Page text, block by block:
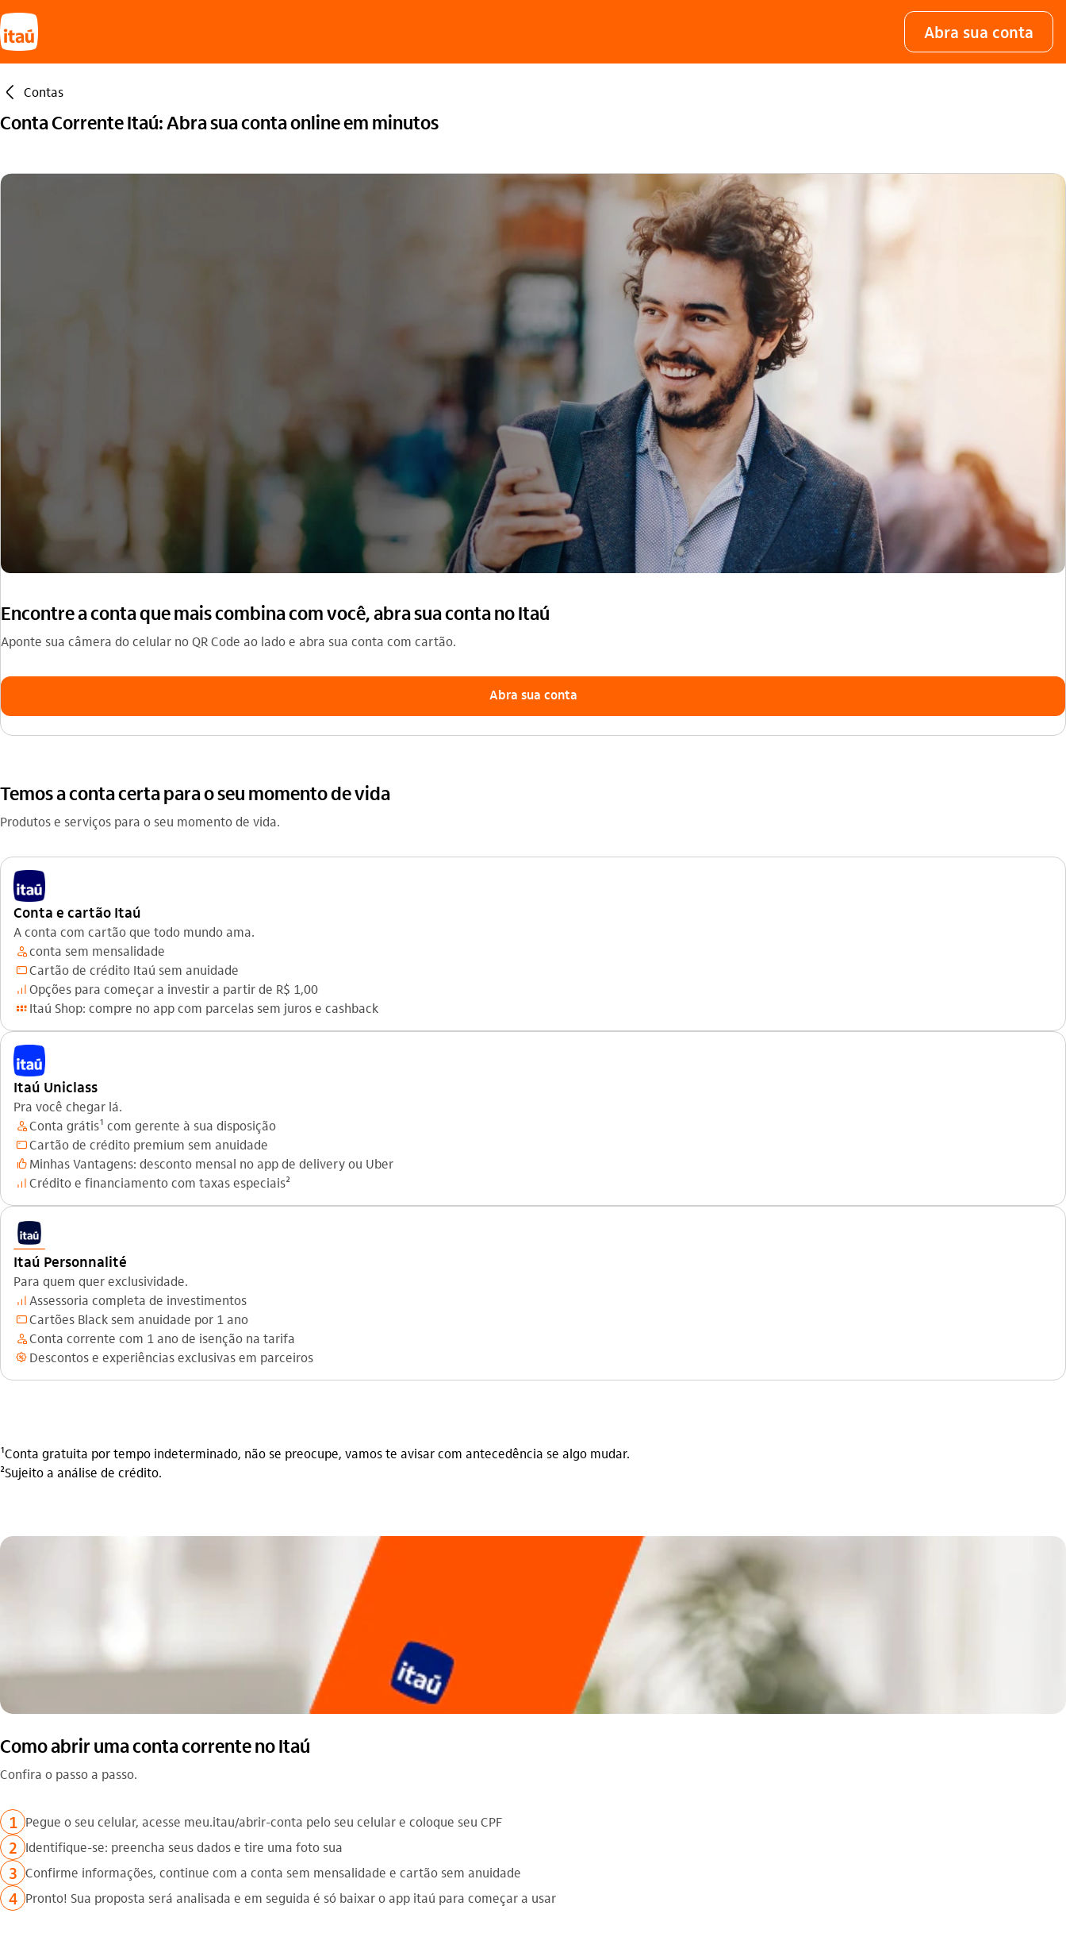
Abra sua conta
seta_esquerda Contas
Conta Corrente Itaú: Abra sua conta online em minutos
Encontre a conta que mais combina com você, abra sua conta no Itaú​
Aponte sua câmera do celular no QR Code ao lado e abra sua conta com cartão.
Abra sua conta
Temos a conta certa para o seu momento de vida
Produtos e serviços para o seu momento de vida.
Conta e cartão Itaú
A conta com cartão que todo mundo ama.
gerente_outlineconta sem mensalidade
cartao_outlineCartão de crédito Itaú sem anuidade
investimento_outline Opções para começar a investir a partir de R$ 1,00
programa_de_pontos Itaú Shop: compre no app com parcelas sem juros e cashback
Itaú Uniclass
Pra você chegar lá.
gerente_outlineConta grátis¹ com gerente à sua disposição
cartao_outlineCartão de crédito premium sem anuidade
curtir_outline Minhas Vantagens: desconto mensal no app de delivery ou Uber
investimento_outline Crédito e financiamento com taxas especiais²
Itaú Personnalité
Para quem quer exclusividade.
investimento_outline Assessoria completa de investimentos
cartao_outlineCartões Black sem anuidade por 1 ano
gerente_outlineConta corrente com 1 ano de isenção na tarifa
beneficios_outline Descontos e experiências exclusivas em parceiros
¹Conta gratuita por tempo indeterminado, não se preocupe, vamos te avisar com antecedência se algo mudar.
²Sujeito a análise de crédito.
Como abrir uma conta corrente no Itaú
Confira o passo a passo.
1 Pegue o seu celular, acesse meu.itau/abrir-conta pelo seu celular e coloque seu CPF
2 Identifique-se: preencha seus dados e tire uma foto sua
3 Confirme informações, continue com a conta sem mensalidade e cartão sem anuidade
4 Pronto! Sua proposta será analisada e em seguida é só baixar o app itaú para começar a usar